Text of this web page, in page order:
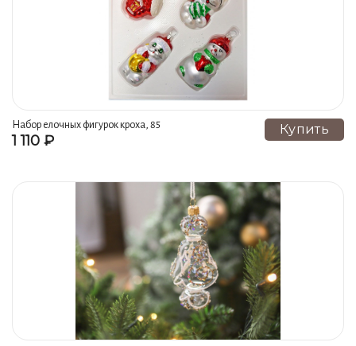
Набор елочных фигурок кроха, 85
мм, елочка
1 110 ₽
Купить